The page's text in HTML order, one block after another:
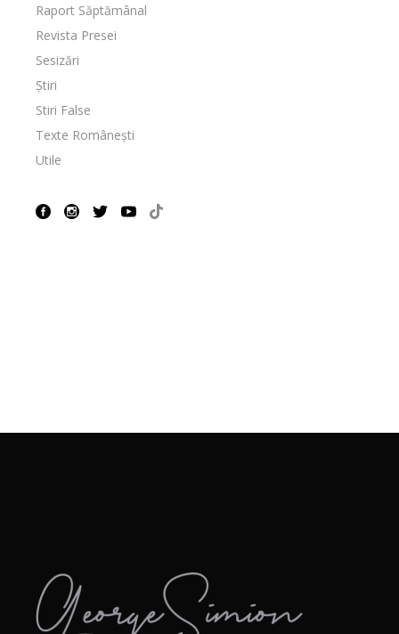
Raport Săptămânal
Revista Presei
Sesizări
Știri
Stiri False
Texte Românești
Utile